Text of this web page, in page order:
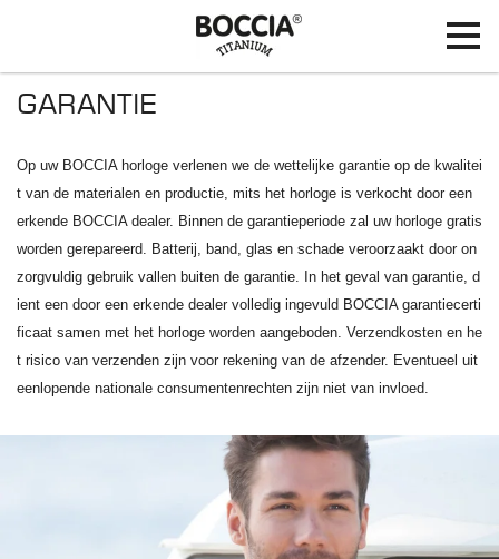
GARANTIE
Op uw BOCCIA horloge verlenen we de wettelijke garantie op de kwalitei
t van de materialen en productie, mits het horloge is verkocht door een
erkende BOCCIA dealer. Binnen de garantieperiode zal uw horloge gratis
worden gerepareerd. Batterij, band, glas en schade veroorzaakt door on
zorgvuldig gebruik vallen buiten de garantie. In het geval van garantie, d
ient een door een erkende dealer volledig ingevuld BOCCIA garantiecerti
ficaat samen met het horloge worden aangeboden. Verzendkosten en he
t risico van verzenden zijn voor rekening van de afzender. Eventueel uit
eenlopende nationale consumentenrechten zijn niet van invloed.